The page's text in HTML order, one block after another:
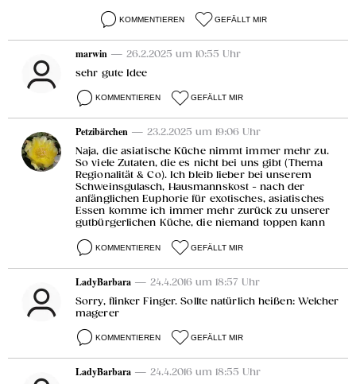
KOMMENTIEREN GEFÄLLT MIR
marwin — 26.2.2025 um 10:55 Uhr
sehr gute Idee
KOMMENTIEREN GEFÄLLT MIR
Petzibärchen — 23.2.2025 um 19:06 Uhr
Naja, die asiatische Küche nimmt immer mehr zu.
So viele Zutaten, die es nicht bei uns gibt (Thema
Regionalität & Co). Ich bleib lieber bei unserem
Schweinsgulasch, Hausmannskost - nach der
anfänglichen Euphorie für exotisches, asiatisches
Essen komme ich immer mehr zurück zu unserer
gutbürgerlichen Küche, die niemand toppen kann
KOMMENTIEREN GEFÄLLT MIR
LadyBarbara — 24.4.2016 um 18:57 Uhr
Sorry, flinker Finger. Sollte natürlich heißen: Welcher
magerer
KOMMENTIEREN GEFÄLLT MIR
LadyBarbara — 24.4.2016 um 18:55 Uhr